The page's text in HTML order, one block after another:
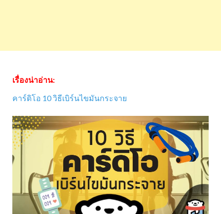
เรื่องน่าอ่าน:
คาร์ดิโอ 10 วิธีเบิร์นไขมันกระจาย